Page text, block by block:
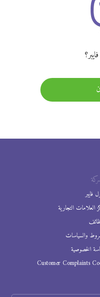
فايبر
العلامات التجارية
والسياسات
الخصوصية
Customer Complaints